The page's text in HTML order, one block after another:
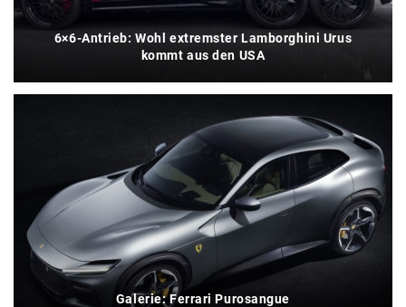
6×6-Antrieb: Wohl extremster Lamborghini Urus
kommt aus den USA
Galerie: Ferrari Purosangue